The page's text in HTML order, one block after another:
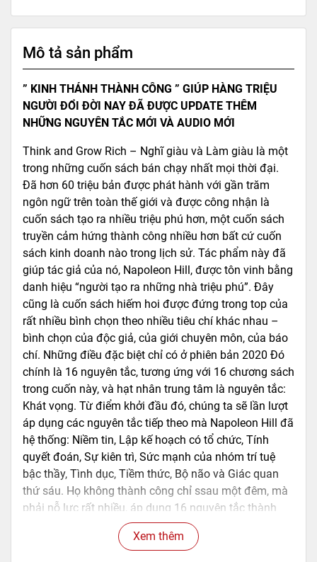
Mô tả sản phẩm
” KINH THÁNH THÀNH CÔNG ” GIÚP HÀNG TRIỆU
NGƯỜI ĐỔI ĐỜI NAY ĐÃ ĐƯỢC UPDATE THÊM
NHỮNG NGUYÊN TẮC MỚI VÀ AUDIO MỚI
Think and Grow Rich – Nghĩ giàu và Làm giàu là một
trong những cuốn sách bán chạy nhất mọi thời đại.
Đã hơn 60 triệu bản được phát hành với gần trăm
ngôn ngữ trên toàn thế giới và được công nhận là
cuốn sách tạo ra nhiều triệu phú hơn, một cuốn sách
truyền cảm hứng thành công nhiều hơn bất cứ cuốn
sách kinh doanh nào trong lịch sử. Tác phẩm này đã
giúp tác giả của nó, Napoleon Hill, được tôn vinh bằng
danh hiệu “người tạo ra những nhà triệu phú”. Đây
cũng là cuốn sách hiếm hoi được đứng trong top của
rất nhiều bình chọn theo nhiều tiêu chí khác nhau –
bình chọn của độc giả, của giới chuyên môn, của báo
chí. Những điều đặc biệt chỉ có ở phiên bản 2020 Đó
chính là 16 nguyên tắc, tương ứng với 16 chương sách
trong cuốn này, và hạt nhân trung tâm là nguyên tắc:
Khát vọng. Từ điểm khởi đầu đó, chúng ta sẽ lần lượt
áp dụng các nguyên tắc tiếp theo mà Napoleon Hill đã
hệ thống: Niềm tin, Lập kế hoạch có tổ chức, Tính
quyết đoán, Sự kiên trì, Sức mạnh của nhóm trí tuệ
bậc thầy, Tình dục, Tiềm thức, Bộ não và Giác quan
thứ sáu. Họ không thành công chỉ ssau một đêm, mà
phải nỗ lực rất nhiều, áp dụng 16 nguyên tắc thành
công đến độ nhuần nhuyễn thì mới trở nên giàu có.
Trong ấn bản cập nhật lần này, từng khía cạnh của
Xem thêm